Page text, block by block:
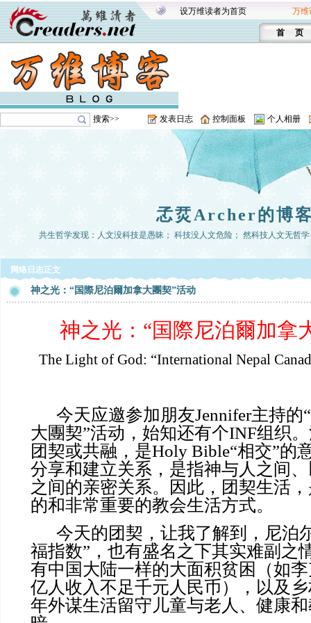
设万维读者为首页 万维
首 页
搜索>> 发表日志 控制面板 个人相册
孞烎Archer的博
共生哲学发现：人文没科技是愚昧； 科技没人文危险； 然科技人文无哲
网络日志正文
神之光：“国際尼泊爾加拿大團契”活动
神之光：“国際尼泊爾加拿
The Light of God: “International Nepal
今天应邀参加朋友Jennifer主持的
大團契”活动，始知还有个INF组织
团契或共融，是Holy Bible“相交”的
分享和建立关系，是指神与人之间
之间的亲密关系。因此，团契生活
的和非常重要的教会生活方式。
今天的团契，让我了解到，尼泊
福指数”，也有盛名之下其实难副之
有中国大陆一样的大面积贫困（如
亿人收入不足千元人民币），以及
年外谋生活留守儿童与老人、健康